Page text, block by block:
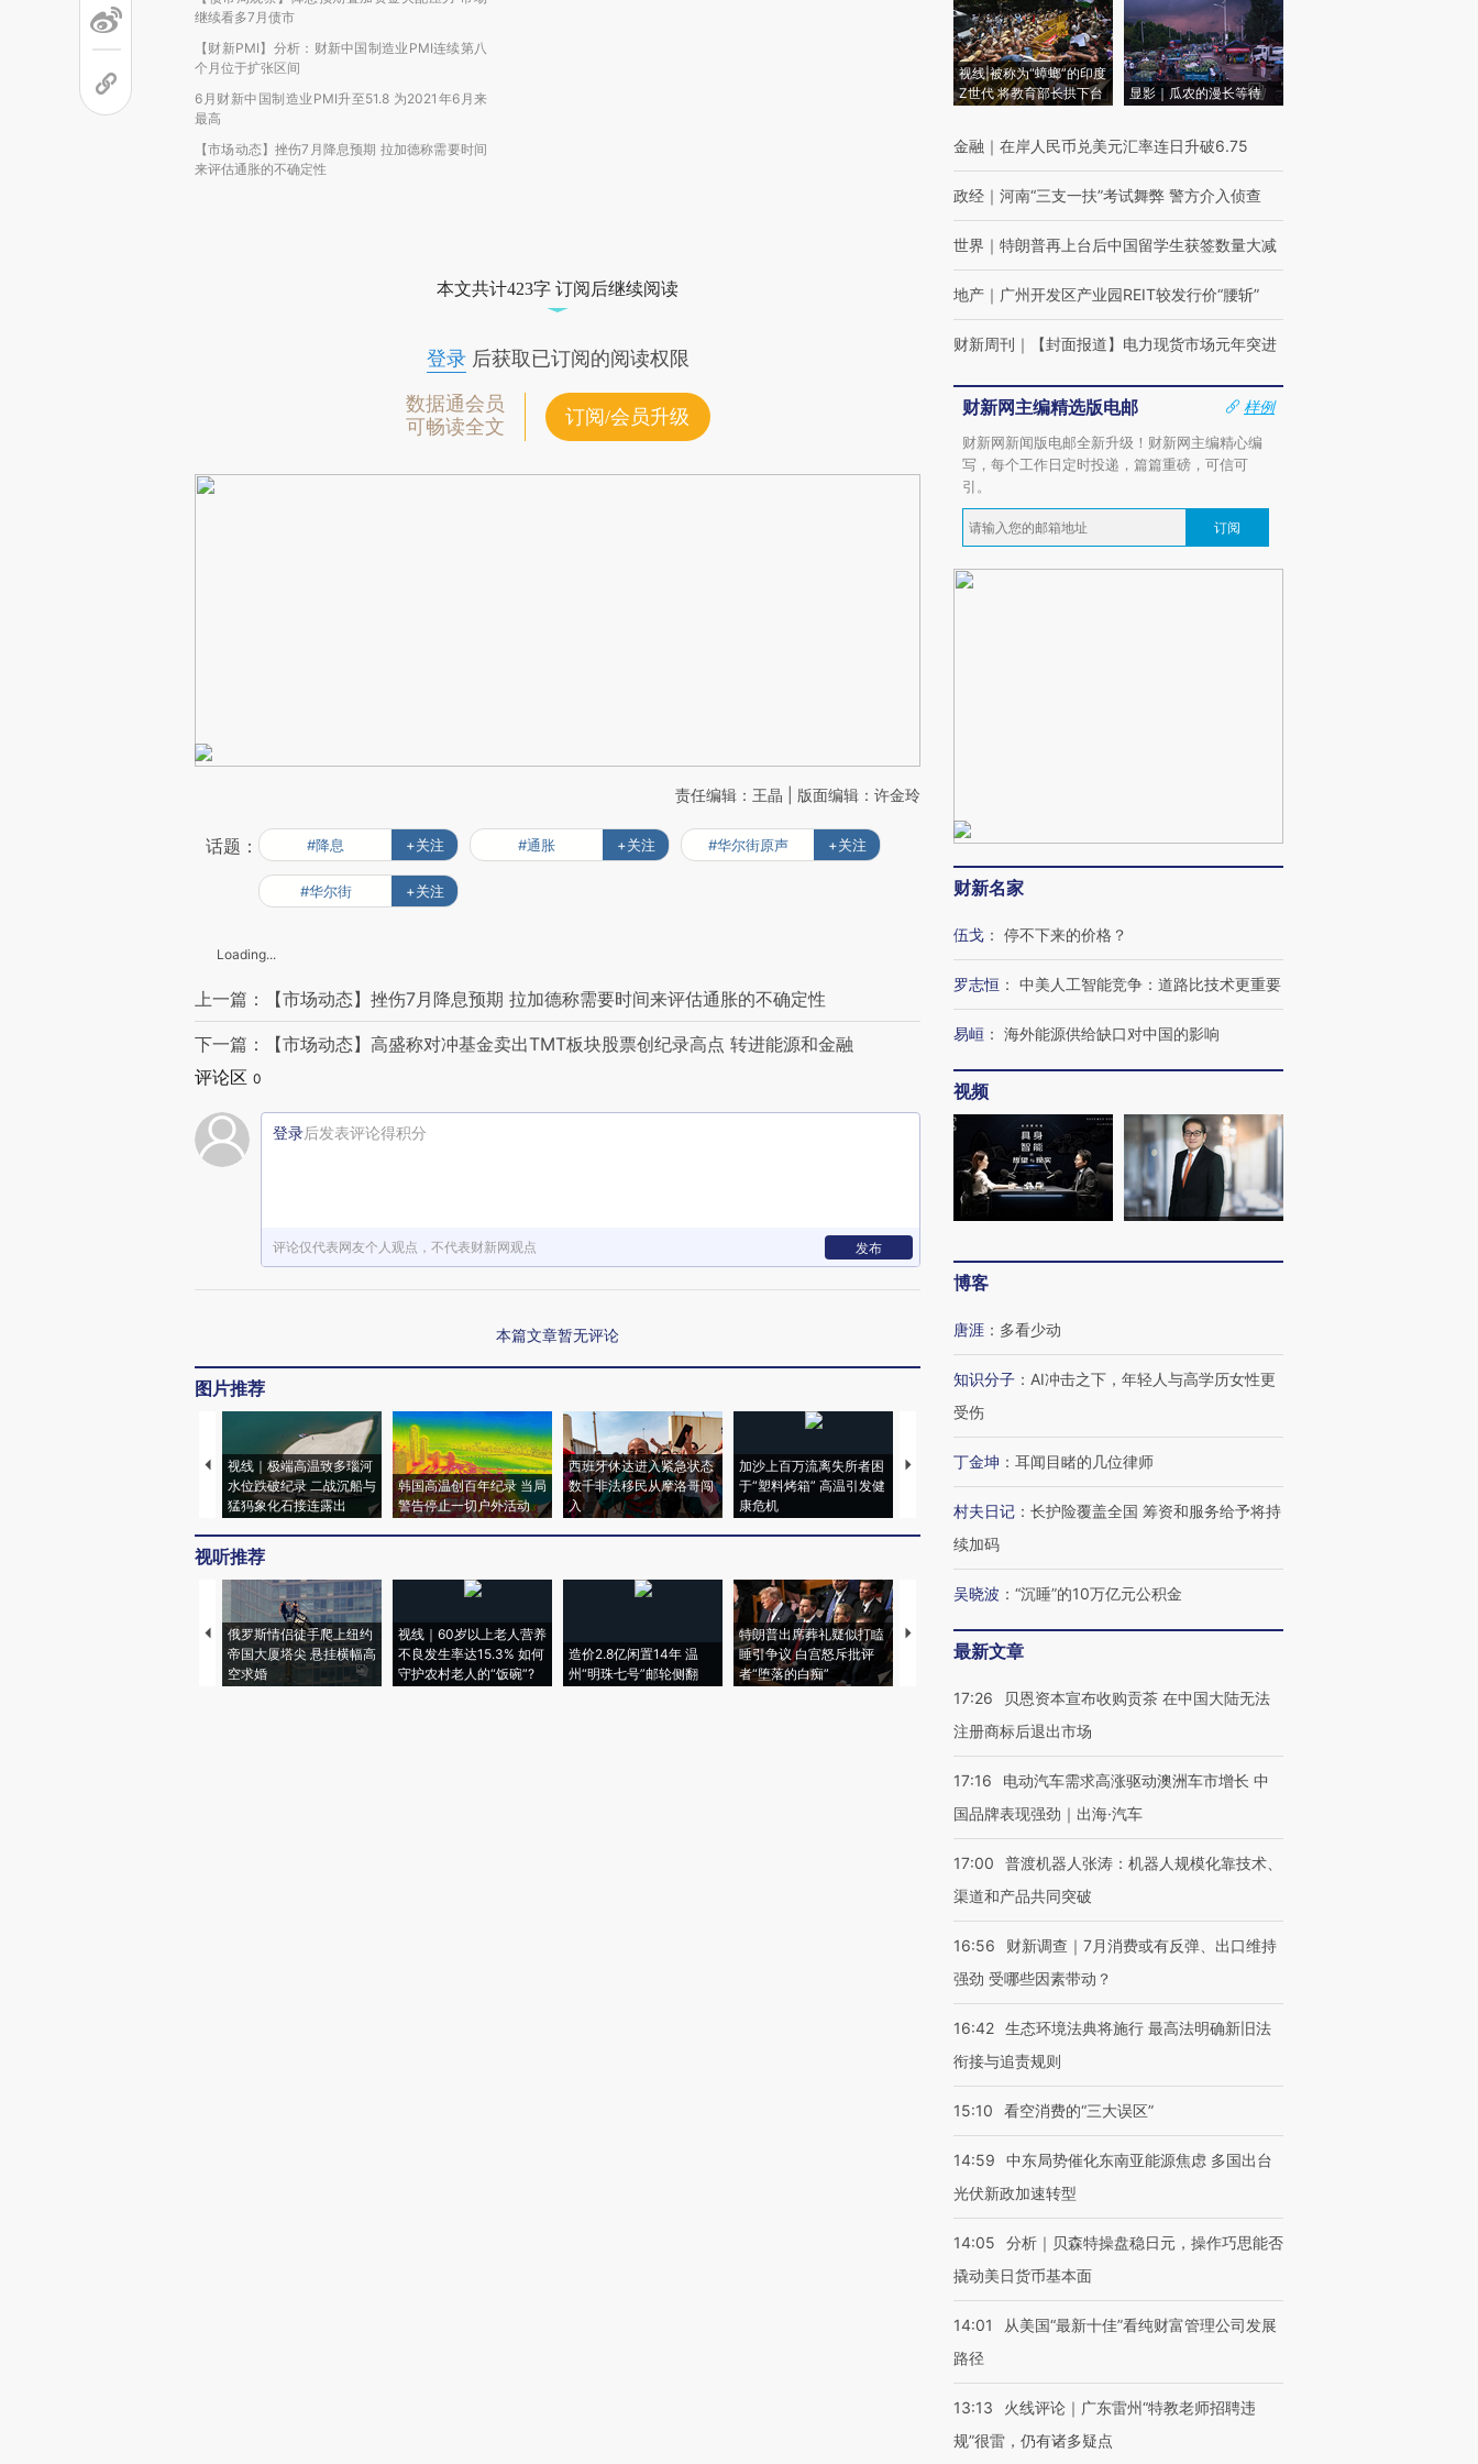
继续看多7月债市
【财新PMI】分析：财新中国制造业PMI连续第八
个月位于扩张区间
6月财新中国制造业PMI升至51.8 为2021年6月来
最高
【市场动态】挫伤7月降息预期 拉加德称需要时间
来评估通胀的不确定性
本文共计423字 订阅后继续阅读
登录后获取已订阅的阅读权限
数据通会员
可畅读全文
订阅/会员升级
责任编辑：王晶 | 版面编辑：许金玲
话题： #降息 +关注 #通胀 +关注 #华尔街原声 +关注
#华尔街 +关注
Loading...
上一篇：【市场动态】挫伤7月降息预期 拉加德称需要时间来评估通胀的不确定性
下一篇：【市场动态】高盛称对冲基金卖出TMT板块股票创纪录高点 转进能源和金融
评论区 0
登录后发表评论得积分
评论仅代表网友个人观点，不代表财新网观点 发布
本篇文章暂无评论
图片推荐
视线｜极端高温致多瑙河
水位跌破纪录 二战沉船与
猛犸象化石接连露出
韩国高温创百年纪录 当局
警告停止一切户外活动
西班牙休达进入紧急状态
数千非法移民从摩洛哥闯
入
加沙上百万流离失所者困
于“塑料烤箱” 高温引发健
康危机
马航飞行员跨国走私7万
粒摇头丸 尿检体内含3种
视线｜HYROX的吸金
术：是什么让中产们甘
心“花钱找虐”？
泽连斯基密集出访美英 索
要防空导弹“救急”
视听推荐
俄罗斯情侣徒手爬上纽约
帝国大厦塔尖 悬挂横幅高
空求婚
视线｜60岁以上老人营养
不良发生率达15.3% 如何
守护农村老人的“饭碗”?
造价2.8亿闲置14年 温
州“明珠七号”邮轮侧翻
特朗普出席葬礼疑似打瞌
睡引争议 白宫怒斥批评
者“堕落的白痴”
视线｜全球最热百城独占
97个 印度如何熬过48°C
视线｜不考竞赛的王虹、
视线|被称为“蟑螂”的印度
Z世代 将教育部长拱下台
显影｜瓜农的漫长等待
金融 ｜ 在岸人民币兑美元汇率连日升破6.75
政经 ｜ 河南“三支一扶”考试舞弊 警方介入侦查
世界 ｜ 特朗普再上台后中国留学生获签数量大减
地产 ｜ 广州开发区产业园REIT较发行价“腰斩”
财新周刊 ｜ 【封面报道】电力现货市场元年突进
财新网主编精选版电邮
样例
财新网新闻版电邮全新升级！财新网主编精心编
写，每个工作日定时投递，篇篇重磅，可信可
引。
订阅
财新名家
伍戈 ： 停不下来的价格？
罗志恒 ： 中美人工智能竞争：道路比技术更重要
易峘 ： 海外能源供给缺口对中国的影响
视频
博客
唐涯 ： 多看少动
知识分子 ： AI冲击之下，年轻人与高学历女性更
受伤
丁金坤 ： 耳闻目睹的几位律师
村夫日记 ： 长护险覆盖全国 筹资和服务给予将持
续加码
吴晓波 ： “沉睡”的10万亿元公积金
最新文章
17:26
贝恩资本宣布收购贡茶 在中国大陆无法
注册商标后退出市场
17:16
电动汽车需求高涨驱动澳洲车市增长 中
国品牌表现强劲｜出海·汽车
17:00
普渡机器人张涛：机器人规模化靠技术、
渠道和产品共同突破
16:56
财新调查｜7月消费或有反弹、出口维持
强劲 受哪些因素带动？
16:42 生态环境法典将施行 最高法明确新旧法
衔接与追责规则
15:10 看空消费的“三大误区”
14:59
中东局势催化东南亚能源焦虑 多国出台
光伏新政加速转型
14:05
分析｜贝森特操盘稳日元，操作巧思能否
撬动美日货币基本面
14:01
从美国“最新十佳”看纯财富管理公司发展
路径
13:13
火线评论｜广东雷州“特教老师招聘违
规”很雷，仍有诸多疑点